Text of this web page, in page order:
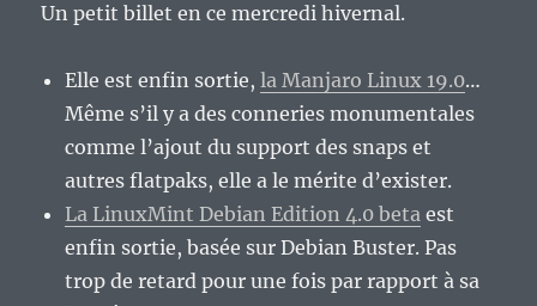
Un petit billet en ce mercredi hivernal.
Elle est enfin sortie,la Manjaro Linux 19.0…
Même s’il y a des conneries monumentales
comme l’ajout du support des snaps et
autres flatpaks, elle a le mérite d’exister.
La LinuxMint Debian Edition 4.0 beta est
enfin sortie, basée sur Debian Buster. Pas
trop de retard pour une fois par rapport à sa